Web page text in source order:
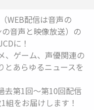
WEB配信は音声の
音声と映像放送）の
に！
、ゲーム、声優関連の
とあらゆるニュースを
去第1回～第10回配信
組をお届けします！